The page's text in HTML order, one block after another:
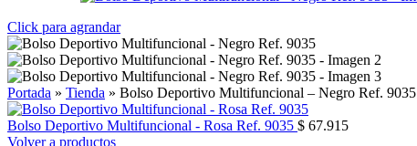
Click para agrandar
Portada » Tienda » Bolso Deportivo Multifuncional – Negro Ref. 9035
Bolso Deportivo Multifuncional - Rosa Ref. 9035 $ 67.915
Volver a productos